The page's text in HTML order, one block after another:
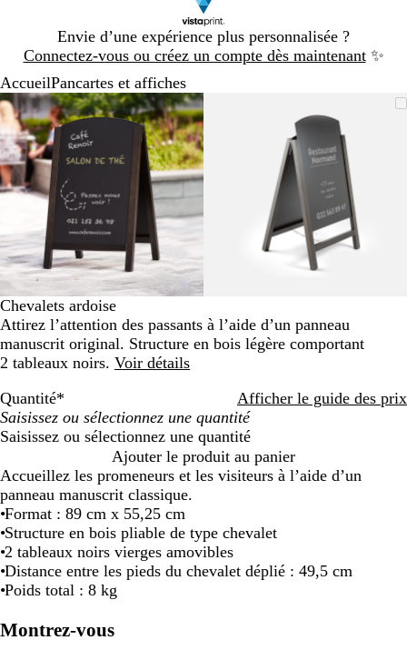
Envie d’une expérience plus personnalisée ?
Connectez-vous ou créez un compte dès maintenant ✨
Diapositive
1
AccueilPancartes et affiches
Image
zoomable
Zoom
au
minimum
Cliquez
pour
développer
Utilisez
les
touches
plus
moins
pour
zoomer
et
les
touches
fléchées
pour
faire
défiler
zoomable
au
minimum
pour
développer
les
touches
plus
moins
pour
zoomer
et
les
pour
faire
Diapositive
1
sur
2
Chevalets ardoise
Attirez l’attention des passants à l’aide d’un panneau
manuscrit original. Structure en bois légère comportant
2 tableaux noirs. Voir détails
Quantité* Afficher le guide des prix
Saisissez ou sélectionnez une quantité
Ajouter le produit au panier
Accueillez les promeneurs et les visiteurs à l’aide d’un
panneau manuscrit classique.
Format : 89 cm x 55,25 cm
Structure en bois pliable de type chevalet
2 tableaux noirs vierges amovibles
Distance entre les pieds du chevalet déplié : 49,5 cm
Poids total : 8 kg
Montrez-vous